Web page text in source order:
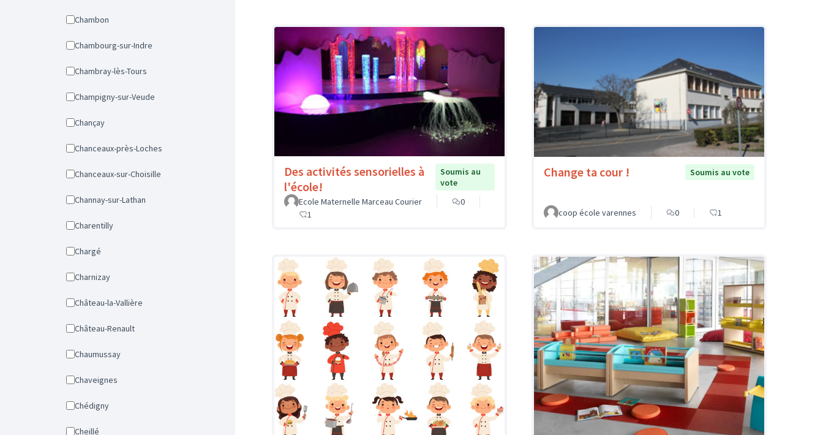
Chambon
Chambourg-sur-Indre
Chambray-lès-Tours
Champigny-sur-Veude
Chançay
Chanceaux-près-Loches
Chanceaux-sur-Choisille
Channay-sur-Lathan
Charentilly
Chargé
Charnizay
Château-la-Vallière
Château-Renault
Chaumussay
Chaveignes
Chédigny
Cheillé
Des activités sensorielles à
l'école!
Soumis au
vote
Ecole Maternelle Marceau Courier
0
1
Change ta cour ! Soumis au vote
coop école varennes 0 1